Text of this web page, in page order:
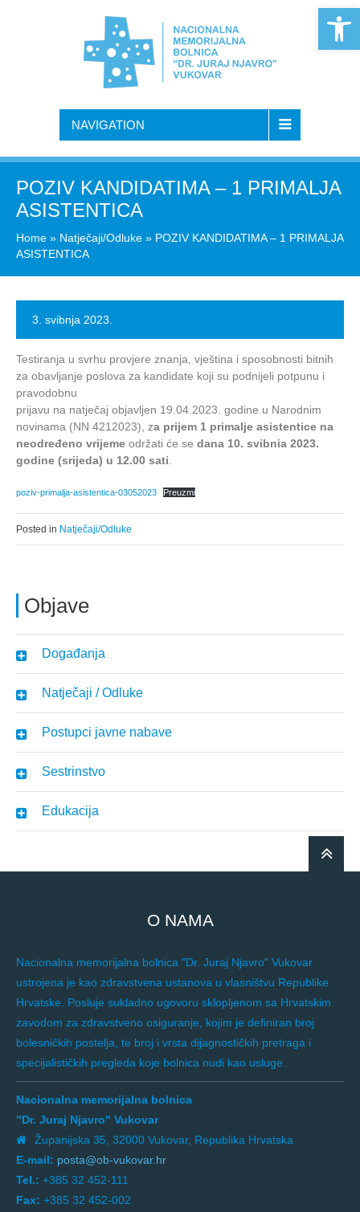
NAVIGATION
POZIV KANDIDATIMA – 1 PRIMALJA
ASISTENTICA
Home » Natječaji/Odluke » POZIV KANDIDATIMA – 1 PRIMALJA
ASISTENTICA
Objave
Događanja
Natječaji / Odluke
Postupci javne nabave
Sestrinstvo
Edukacija
3. svibnja 2023.
Testiranja u svrhu provjere znanja, vještina i sposobnosti bitnih
za obavljanje poslova za kandidate koji su podnijeli potpunu i
pravodobnu
prijavu na natječaj objavljen 19.04.2023. godine u Narodnim
novinama (NN 4212023), za prijem 1 primalje asistentice na
neodređeno vrijeme održati će se dana 10. svibnia 2023.
godine (srijeda) u 12.00 sati
poziv-primalja-asistentica-03052023 Preuzmi
Posted in Natječaji/Odluke
O NAMA
Nacionalna memorijalna bolnica "Dr. Juraj Njavro" Vukovar
ustrojena je kao zdravstvena ustanova u vlasništvu Republike
Hrvatske. Posluje sukladno ugovoru sklopljenom sa Hrvatskim
zavodom za zdravstveno osiguranje, kojim je definiran broj
bolesničkih postelja, te broj i vrsta dijagnostičkih pretraga i
specijalističkih pregleda koje bolnica nudi kao usluge.
Nacionalna memorijalna bolnica
"Dr. Juraj Njavro" Vukovar
Županijska 35, 32000 Vukovar, Republika Hrvatska
E-mail: posta@ob-vukovar.hr
Tel.: +385 32 452-111
Fax: +385 32 452-002